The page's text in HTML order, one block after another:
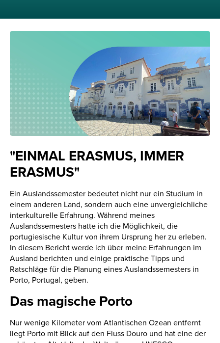
"EINMAL ERASMUS, IMMER
ERASMUS"
Ein Auslandssemester bedeutet nicht nur ein Studium in
einem anderen Land, sondern auch eine unvergleichliche
interkulturelle Erfahrung. Während meines
Auslandssemesters hatte ich die Möglichkeit, die
portugiesische Kultur von ihrem Ursprung her zu erleben.
In diesem Bericht werde ich über meine Erfahrungen im
Ausland berichten und einige praktische Tipps und
Ratschläge für die Planung eines Auslandssemesters in
Porto, Portugal, geben.
Das magische Porto
Nur wenige Kilometer vom Atlantischen Ozean entfernt
liegt Porto mit Blick auf den Fluss Douro und hat eine der